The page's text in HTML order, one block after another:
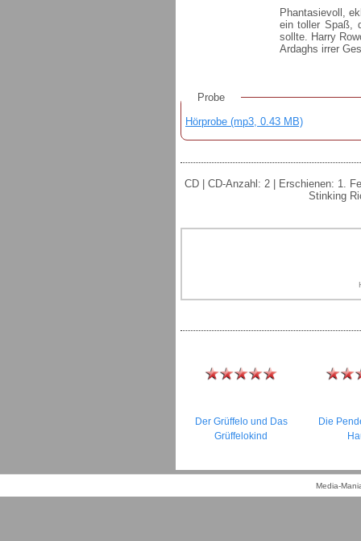
Phantasievoll,
ein toller Spaß,
sollte. Harry
Ardaghs irrer
Probe
Hörprobe (mp3, 0.43 MB)
CD | CD-Anzahl: 2 | Erschienen: 1.
Stinking
Der Grüffelo und Das
Grüffelokind
Die
Media-